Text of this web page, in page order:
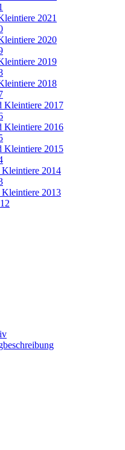
2021
2020
2019
2018
Kleintiere 2017
Kleintiere 2016
Kleintiere 2015
2014
2013